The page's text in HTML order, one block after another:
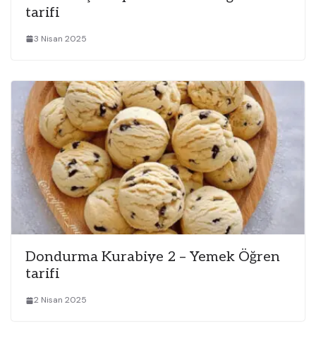
tarifi
3 Nisan 2025
Dondurma Kurabiye 2 – Yemek Öğren
tarifi
2 Nisan 2025